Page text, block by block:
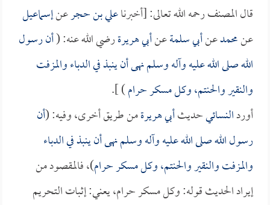
قال المصنف رحمه الله تعالى: [أخبرناعلي بن حجرعنإسماعيل
عنمحمدعنأبي سلمةعنأبي هريرةرضي الله عنه: (أن رسول
الله صلى الله عليه وآله وسلم نهى أن ينبذ في الدباء والمزفت
والنقير والحنتم، وكل مسكر حرام) ].
أوردالنسائيحديثأبي هريرةمن طريق أخرى، وفيه: (أن
رسول الله صلى الله عليه وآله وسلم نهى أن ينبذ في الدباء
والمزفت والنقير والحنتم، وكل مسكر حرام)، فالمقصود من
إيراد الحديث قوله: وكل مسكر حرام، يعني: إثبات التحريم